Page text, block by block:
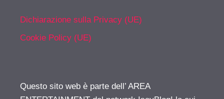
Dichiarazione sulla Privacy (UE)
Cookie Policy (UE)
Questo sito web è parte dell’ AREA